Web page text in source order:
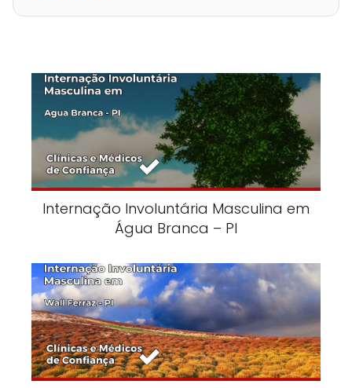
Internação Involuntária Masculina em
Água Branca – PI